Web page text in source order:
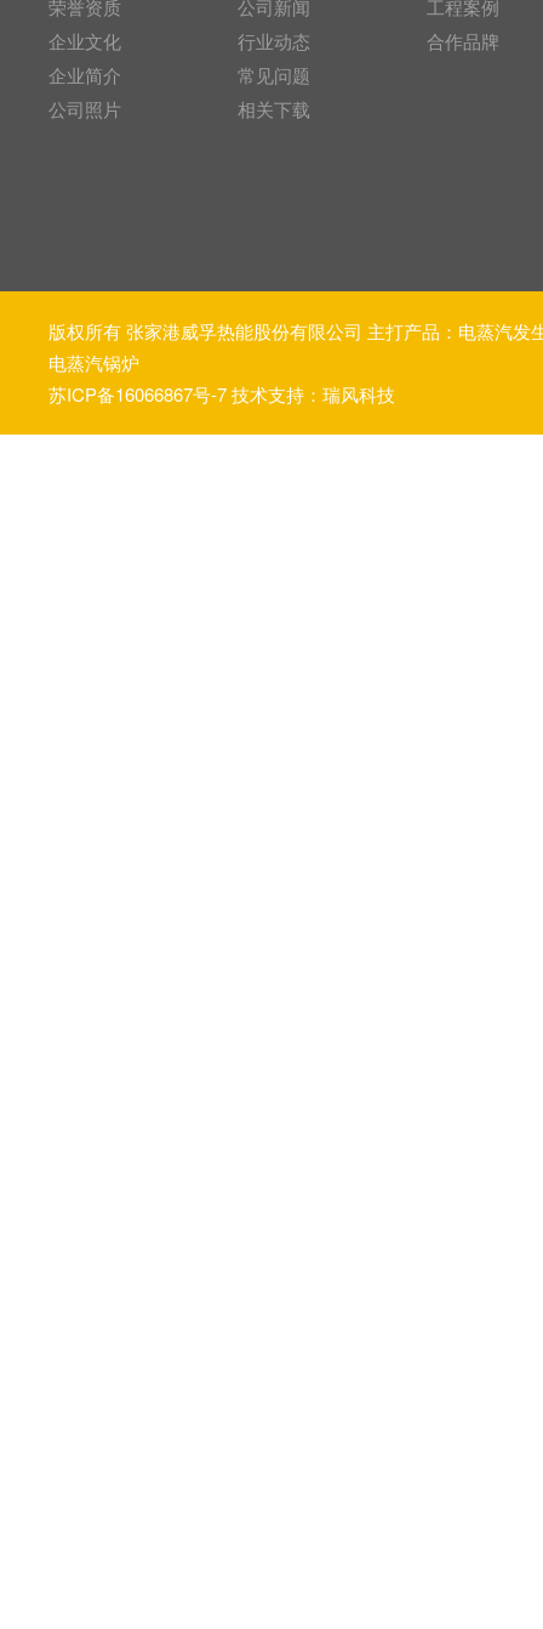
荣誉资质
企业文化
企业简介
公司照片
公司新闻
行业动态
常见问题
相关下载
工程案例
合作品牌
版权所有 张家港威孚热能股份有限公司 主打产品： 电蒸汽发
电蒸汽锅炉
苏ICP备16066867号-7技术支持：瑞风科技